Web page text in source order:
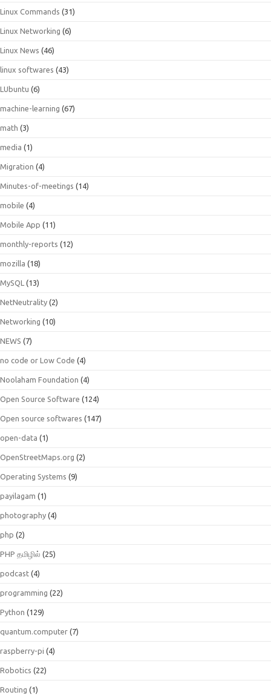
Linux Commands (31)
Linux Networking (6)
Linux News (46)
linux softwares (43)
LUbuntu (6)
machine-learning (67)
math (3)
media (1)
Migration (4)
Minutes-of-meetings (14)
mobile (4)
Mobile App (11)
monthly-reports (12)
mozilla (18)
MySQL (13)
NetNeutrality (2)
Networking (10)
NEWS (7)
no code or Low Code (4)
Noolaham Foundation (4)
Open Source Software (124)
Open source softwares (147)
open-data (1)
OpenStreetMaps.org (2)
Operating Systems (9)
payilagam (1)
photography (4)
php (2)
PHP தமிழில் (25)
podcast (4)
programming (22)
Python (129)
quantum.computer (7)
raspberry-pi (4)
Robotics (22)
Routing (1)